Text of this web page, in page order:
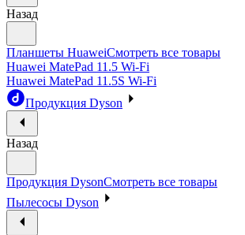
Назад
Планшеты HuaweiСмотреть все товары
Huawei MatePad 11.5 Wi-Fi
Huawei MatePad 11.5S Wi-Fi
Продукция Dyson
Назад
Продукция DysonСмотреть все товары
Пылесосы Dyson